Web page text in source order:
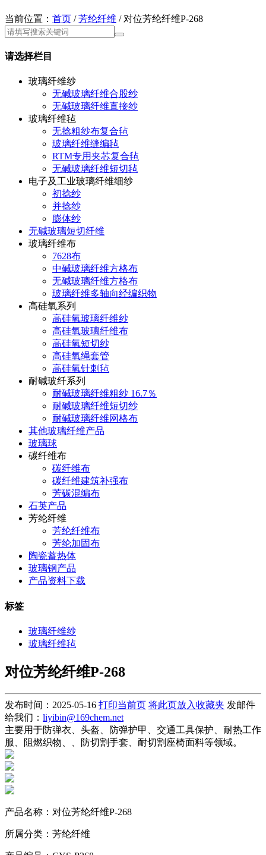
当前位置： 首页 /芳纶纤维 / 对位芳纶纤维P-268
请选择栏目
玻璃纤维纱
无碱玻璃纤维合股纱
无碱玻璃纤维直接纱
玻璃纤维毡
无捻粗纱布复合毡
玻璃纤维缝编毡
RTM专用夹芯复合毡
无碱玻璃纤维短切毡
电子及工业玻璃纤维细纱
初捻纱
并捻纱
膨体纱
无碱玻璃短切纤维
玻璃纤维布
7628布
中碱玻璃纤维方格布
无碱玻璃纤维方格布
玻璃纤维多轴向经编织物
高硅氧系列
高硅氧玻璃纤维纱
高硅氧玻璃纤维布
高硅氧短切纱
高硅氧绳套管
高硅氧针刺毡
耐碱玻纤系列
耐碱玻璃纤维粗纱 16.7％
耐碱玻璃纤维短切纱
耐碱玻璃纤维网格布
其他玻璃纤维产品
玻璃球
碳纤维布
碳纤维布
碳纤维建筑补强布
芳碳混编布
石英产品
芳纶纤维
芳纶纤维布
芳纶加固布
陶瓷蓄热体
玻璃钢产品
产品资料下载
标签
玻璃纤维纱
玻璃纤维毡
对位芳纶纤维P-268
发布时间：2025-05-16 打印当前页 将此页放入收藏夹 发邮件
给我们： liyibin@169chem.net
主要用于防弹衣、头盔、防弹护甲、交通工具保护、耐热工作
服、阻燃织物、、防切割手套、耐切割座椅面料等领域。
产品名称：对位芳纶纤维P-268
所属分类：芳纶纤维